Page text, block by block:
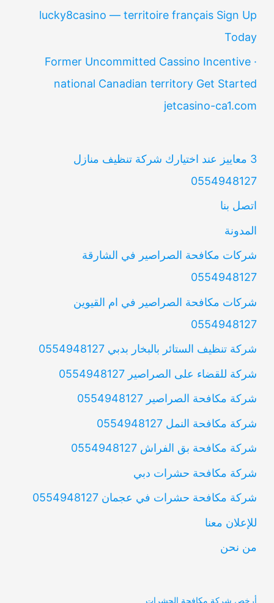
lucky8casino — territoire français Sign Up
Today
Former Uncommitted Cassino Incentive ·
national Canadian territory Get Started
jetcasino-ca1.com
3 معاييز عند اختيارك شركة تنظيف منازل
0554948127
اتصل بنا
المدونة
شركات مكافحة الصراصير في الشارقة
0554948127
شركات مكافحة الصراصير في ام القيوين
0554948127
شركة تنظيف الستائر بالبخار بدبي 0554948127
شركة للقضاء على الصراصير 0554948127
شركة مكافحة الصراصير 0554948127
شركة مكافحة النمل 0554948127
شركة مكافحة بق الفراش 0554948127
شركة مكافحة حشرات دبي
شركة مكافحة حشرات في عجمان 0554948127
للإعلان معنا
من نحن
أرخص شركة مكافحة الحشرات